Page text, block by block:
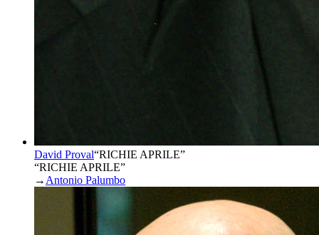
David Proval“RICHIE APRILE”
“RICHIE APRILE”
→ Antonio Palumbo